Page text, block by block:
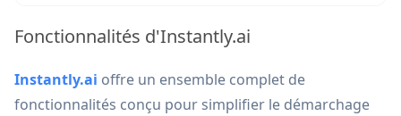
Fonctionnalités d'Instantly.ai
Instantly.ai offre un ensemble complet de
fonctionnalités conçu pour simplifier le démarchage